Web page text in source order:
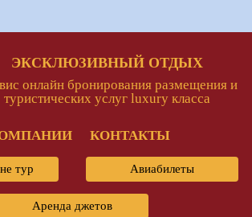
ЭКСКЛЮЗИВНЫЙ ОТДЫХ
онлайн бронирования размещения и
туристических услуг luxury класса
КОНТАКТЫ
тур Авиабилеты
Аренда джетов